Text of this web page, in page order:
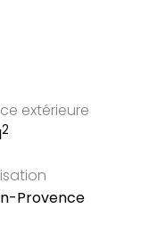
extérieure
2
Provence